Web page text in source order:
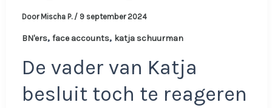
Door Mischa P. / 9 september 2024
BN'ers, face accounts, katja schuurman
De vader van Katja
besluit toch te reageren